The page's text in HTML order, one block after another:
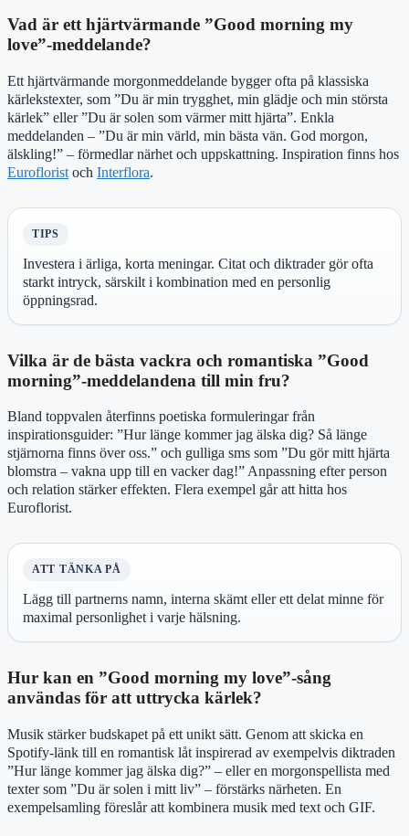
Vad är ett hjärtvärmande ”Good morning my
love”-meddelande?
Ett hjärtvärmande morgonmeddelande bygger ofta på klassiska
kärlekstexter, som ”Du är min trygghet, min glädje och min största
kärlek” eller ”Du är solen som värmer mitt hjärta”. Enkla
meddelanden – ”Du är min värld, min bästa vän. God morgon,
älskling!” – förmedlar närhet och uppskattning. Inspiration finns hos
Euroflorist och Interflora.
TIPS
Investera i ärliga, korta meningar. Citat och diktrader gör ofta
starkt intryck, särskilt i kombination med en personlig
öppningsrad.
Vilka är de bästa vackra och romantiska ”Good
morning”-meddelandena till min fru?
Bland toppvalen återfinns poetiska formuleringar från
inspirationsguider: ”Hur länge kommer jag älska dig? Så länge
stjärnorna finns över oss.” och gulliga sms som ”Du gör mitt hjärta
blomstra – vakna upp till en vacker dag!” Anpassning efter person
och relation stärker effekten. Flera exempel går att hitta hos
Euroflorist.
ATT TÄNKA PÅ
Lägg till partnerns namn, interna skämt eller ett delat minne för
maximal personlighet i varje hälsning.
Hur kan en ”Good morning my love”-sång
användas för att uttrycka kärlek?
Musik stärker budskapet på ett unikt sätt. Genom att skicka en
Spotify-länk till en romantisk låt inspirerad av exempelvis diktraden
”Hur länge kommer jag älska dig?” – eller en morgonspellista med
texter som ”Du är solen i mitt liv” – förstärks närheten. En
exempelsamling föreslår att kombinera musik med text och GIF.